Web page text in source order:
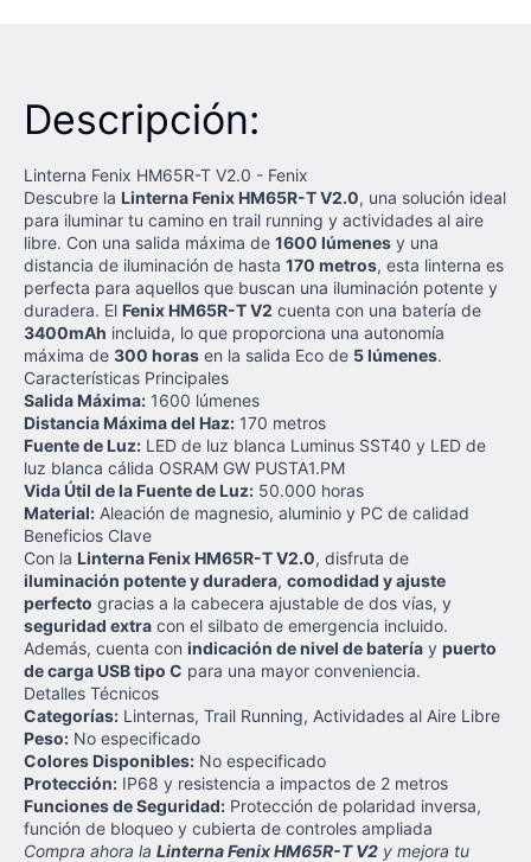
Descripción:
Linterna Fenix HM65R-T V2.0 - Fenix
Descubre la Linterna Fenix HM65R-T V2.0, una solución ideal
para iluminar tu camino en trail running y actividades al aire
libre. Con una salida máxima de 1600 lúmenes y una
distancia de iluminación de hasta 170 metros, esta linterna es
perfecta para aquellos que buscan una iluminación potente y
duradera. El Fenix HM65R-T V2 cuenta con una batería de
3400mAh incluida, lo que proporciona una autonomía
máxima de 300 horas en la salida Eco de 5 lúmenes.
Características Principales
Salida Máxima: 1600 lúmenes
Distancia Máxima del Haz: 170 metros
Fuente de Luz: LED de luz blanca Luminus SST40 y LED de
luz blanca cálida OSRAM GW PUSTA1.PM
Vida Útil de la Fuente de Luz: 50.000 horas
Material: Aleación de magnesio, aluminio y PC de calidad
Beneficios Clave
Con la Linterna Fenix HM65R-T V2.0, disfruta de
iluminación potente y duradera, comodidad y ajuste
perfecto gracias a la cabecera ajustable de dos vías, y
seguridad extra con el silbato de emergencia incluido.
Además, cuenta con indicación de nivel de batería y puerto
de carga USB tipo C para una mayor conveniencia.
Detalles Técnicos
Categorías: Linternas, Trail Running, Actividades al Aire Libre
Peso: No especificado
Colores Disponibles: No especificado
Protección: IP68 y resistencia a impactos de 2 metros
Funciones de Seguridad: Protección de polaridad inversa,
función de bloqueo y cubierta de controles ampliada
Compra ahora la Linterna Fenix HM65R-T V2 y mejora tu